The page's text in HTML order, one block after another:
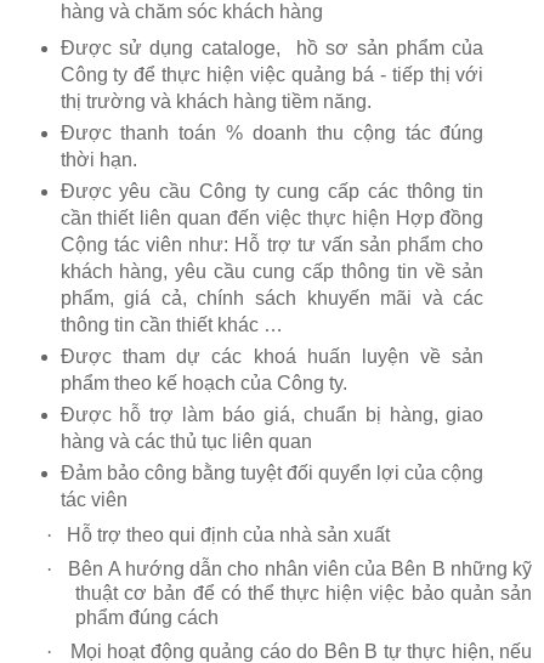
hàng và chăm sóc khách hàng
Được sử dụng cataloge, hồ sơ sản phẩm của
Công ty để thực hiện việc quảng bá - tiếp thị với
thị trường và khách hàng tiềm năng.
Được thanh toán % doanh thu cộng tác đúng
thời hạn.
Được yêu cầu Công ty cung cấp các thông tin
cần thiết liên quan đến việc thực hiện Hợp đồng
Cộng tác viên như: Hỗ trợ tư vấn sản phẩm cho
khách hàng, yêu cầu cung cấp thông tin về sản
phẩm, giá cả, chính sách khuyến mãi và các
thông tin cần thiết khác …
Được tham dự các khoá huấn luyện về sản
phẩm theo kế hoạch của Công ty.
Được hỗ trợ làm báo giá, chuẩn bị hàng, giao
hàng và các thủ tục liên quan
Đảm bảo công bằng tuyệt đối quyển lợi của cộng
tác viên
·
Hỗ trợ theo qui định của nhà sản xuất
·
Bên A hướng dẫn cho nhân viên của Bên B những kỹ
thuật cơ bản để có thể thực hiện việc bảo quản sản
phẩm đúng cách
·
Mọi hoạt động quảng cáo do Bên B tự thực hiện, nếu